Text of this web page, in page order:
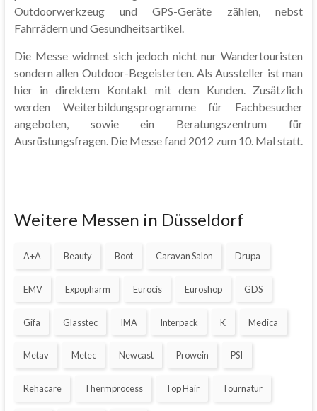
Outdoorwerkzeug und GPS-Geräte zählen, nebst
Fahrrädern und Gesundheitsartikel.
Die Messe widmet sich jedoch nicht nur Wandertouristen
sondern allen Outdoor-Begeisterten. Als Aussteller ist man
hier in direktem Kontakt mit dem Kunden. Zusätzlich
werden Weiterbildungsprogramme für Fachbesucher
angeboten, sowie ein Beratungszentrum für
Ausrüstungsfragen. Die Messe fand 2012 zum 10. Mal statt.
Weitere Messen in Düsseldorf
A+A Beauty Boot Caravan Salon Drupa
EMV Expopharm Eurocis Euroshop GDS
Gifa Glasstec IMA Interpack K Medica
Metav Metec Newcast Prowein PSI
Rehacare Thermprocess Top Hair Tournatur